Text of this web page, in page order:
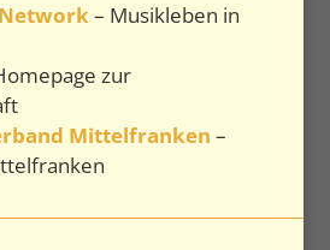
– Musikleben in
zur
Mittelfranken –